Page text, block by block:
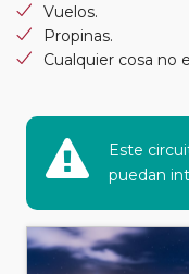
Vuelos.
Propinas.
Cualquier cosa no
Este
puedan